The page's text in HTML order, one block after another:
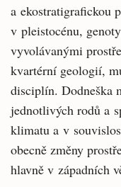
a ekostratigrafickou
v pleistocénu,
vyvolávanými
kvartérní geologií,
disciplín. Dodneška
jednotlivých rodů a
klimatu a v
obecně změny
hlavně v západních